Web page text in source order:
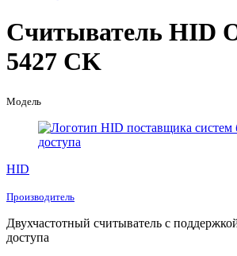
Считыватель HID
5427 CK
Модель
HID
Производитель
Двухчастотный считыватель с
доступа